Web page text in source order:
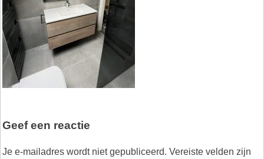
Geef een reactie
Je e-mailadres wordt niet gepubliceerd. Vereiste velden zijn